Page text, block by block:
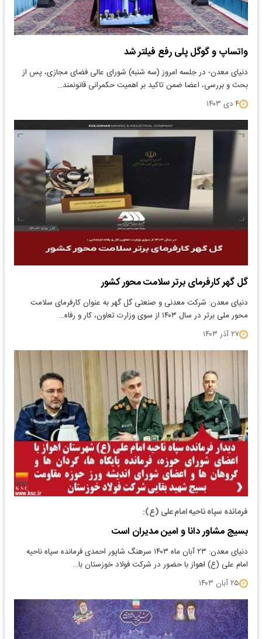
واتساپ و گوگل پلی رفع فیلتر شد
دنیای معدن- در جلسه امروز (سه شنبه) شورای عالی فضای مجازی، پس از
بحث و بررسی، اعضا ضمن تاکید بر اهمیت حکمرانی قانونمند…
۴ دی ۱۴۰۳
گل گهر کارفرمای برتر سلامت محور کشور
دنیای معدن: شرکت معدنی و صنعتی گل گهر به عنوان کارفرمای سلامت
محور ملی برتر در سال ۱۴۰۳ از سوی وزارت تعاون، کار و رفاه…
۲۷ آذر ۱۴۰۳
فرمانده سپاه ناحیه امام علی (ع):
بسیج مشاور دانا و امین مدیران است
دنیای معدن: ۲۳ آبان ماه ۱۴۰۳ سرهنگ شاپور احمدی فرمانده سپاه ناحیه
امام علی (ع) اهواز با حضور در شرکت فولاد خوزستان با…
۲۵ آبان ۱۴۰۳